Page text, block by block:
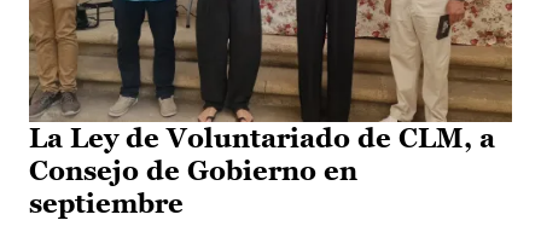
La Ley de Voluntariado de CLM, a
Consejo de Gobierno en
septiembre